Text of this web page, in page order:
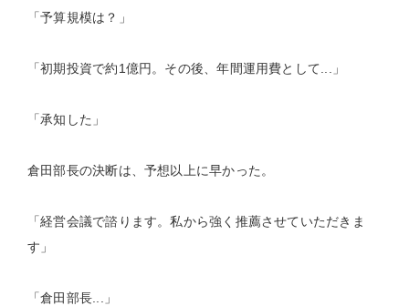
「予算規模は？」
「初期投資で約1億円。その後、年間運用費として...」
「承知した」
倉田部長の決断は、予想以上に早かった。
「経営会議で諮ります。私から強く推薦させていただきま
す」
「倉田部長...」